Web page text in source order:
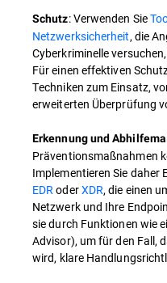
Schutz: Verwenden Sie
Netzwerksicherheit, die
Cyberkriminelle
Für einen effektiven
Techniken zum Einsatz,
erweiterten Überprüfung
Erkennung und
Präventionsmaßnahmen
Implementieren Sie daher
EDRoderXDR, die einen
Netzwerk und Ihre
sie durch Funktionen wie
Advisor), um für den Fall,
wird, klare